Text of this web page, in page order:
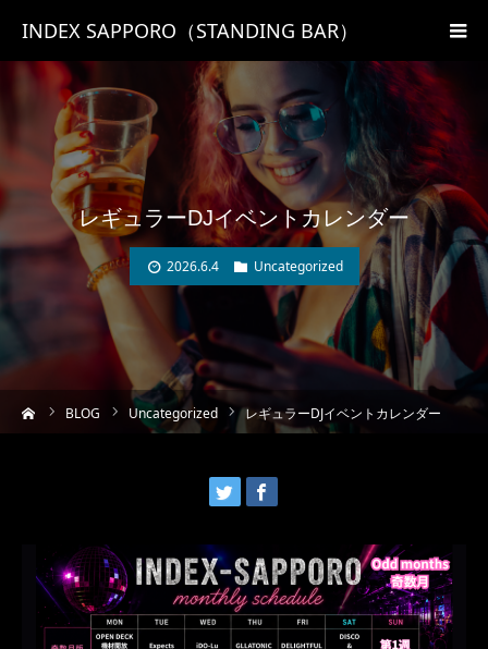
INDEX SAPPORO（STANDING BAR）
レギュラーDJイベントカレンダー
2026.6.4 Uncategorized
BLOG Uncategorized レギュラーDJイベントカレンダー